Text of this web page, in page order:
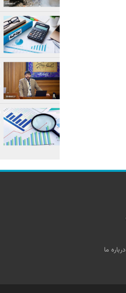
درباره ما